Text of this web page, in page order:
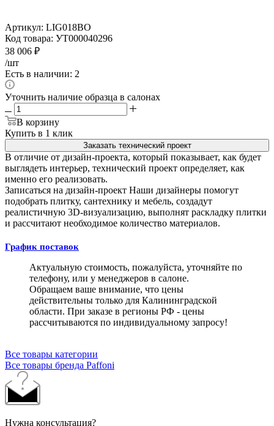
Артикул: LIG018BO
Код товара: УТ000040296
38 006 ₽
/шт
Есть в наличии: 2
Уточнить наличие образца в салонах
В корзину
Купить в 1 клик
Заказать технический проект
В отличие от дизайн-проекта, который показывает, как будет
выглядеть интерьер, технический проект определяет, как
именно его реализовать.
Записаться на дизайн-проект Наши дизайнеры помогут
подобрать плитку, сантехнику и мебель, создадут
реалистичную 3D-визуализацию, выполнят раскладку плитки
и рассчитают необходимое количество материалов.
График поставок
Актуальную стоимость, пожалуйста, уточняйте по
телефону, или у менеджеров в салоне.
Обращаем ваше внимание, что цены
действительны только для Калининградской
области. При заказе в регионы РФ - цены
рассчитываются по индивидуальному запросу!
Все товары категории
Все товары бренда Paffoni
Нужна консультация?